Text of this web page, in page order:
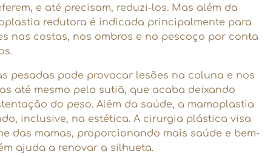
e até precisam, reduzi-los. Mas além da
redutora é indicada principalmente para
nas costas, nos ombros e no pescoço por conta
pesadas pode provocar lesões na coluna e nos
até mesmo pelo sutiã, que acaba deixando
do peso. Além da saúde, a mamoplastia
inclusive, na estética. A cirurgia plástica visa
das mamas, proporcionando mais saúde e bem-
ajuda a renovar a silhueta.